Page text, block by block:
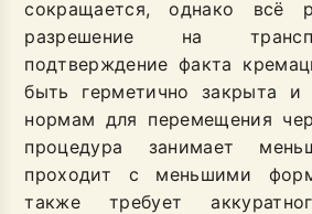
сокращается, однако всё
разрешение на
подтверждение факта
быть герметично закрыта и
нормам для перемещения
процедура занимает
проходит с меньшими
также требует